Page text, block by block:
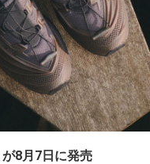
8月7日に発売